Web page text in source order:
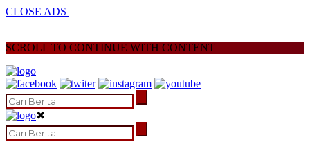
CLOSE ADS
SCROLL TO CONTINUE WITH CONTENT
✖